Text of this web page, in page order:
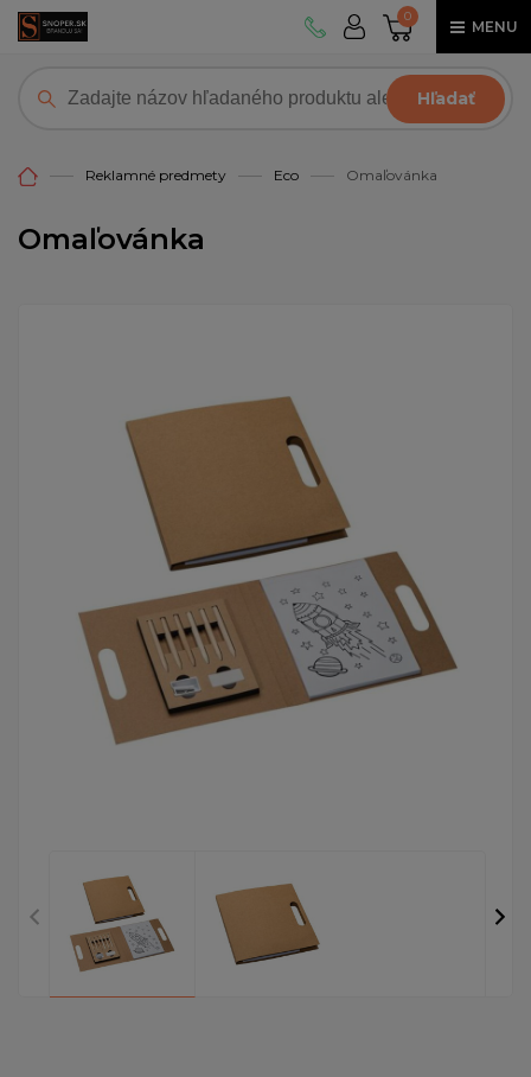
0
MENU
Hľadať
Reklamné predmety Eco Omaľovánka
Omaľovánka